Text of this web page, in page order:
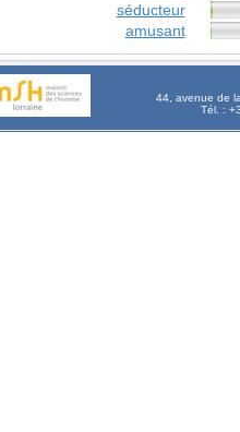
séducteur
amusant
44, avenue de
Tél. :